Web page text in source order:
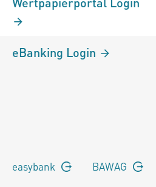
eBanking Login
easybank BAWAG